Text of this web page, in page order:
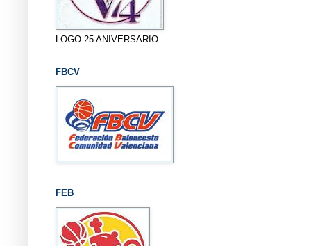
LOGO 25 ANIVERSARIO
FBCV
FEB